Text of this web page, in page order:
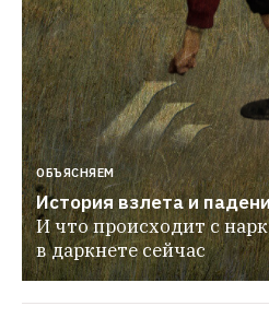
ОБЪЯСНЯЕМ
История взлета и
И что происходит с
в даркнете сейчас